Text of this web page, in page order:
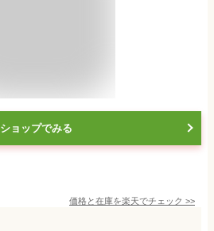
ショップでみる
価格と在庫を楽天でチェック >>